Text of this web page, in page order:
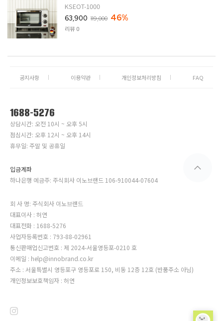
KSEOT-1000
63,900 119,000 46%
리뷰 0
공지사항 이용약관 개인정보처리방침 FAQ
1688-5276
상담시간: 오전 10시 ~ 오후 5시
점심시간: 오후 12시 ~ 오후 14시
휴무일: 주말 및 공휴일
입금계좌
하나은행 예금주: 주식회사 이노브랜드 106-910044-07604
회 사 명: 주식회사 이노브랜드
대표이사 : 허연
대표전화 : 1688-5276
사업자등록번호 : 793-88-02961
통신판매업신고번호 : 제 2024-서울영등포-0210 호
이메일 : help@innobrand.co.kr
주소 : 서울특별시 영등포구 영등포로 150, 비동 12층 12호 (반품주소 아님)
개인정보보호책임자 : 허연